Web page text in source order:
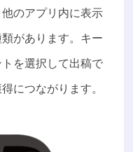
のアプリ内に表示
があります。キー
を選択して出稿で
につながります。